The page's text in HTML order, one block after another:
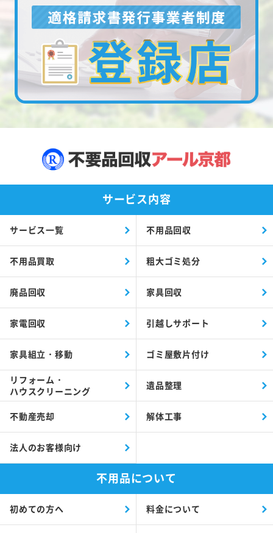
サービス内容
サービス一覧 不用品回収
不用品買取 粗大ゴミ処分
廃品回収 家具回収
家電回収 引越しサポート
家具組立・移動 ゴミ屋敷片付け
リフォーム・
ハウスクリーニング
遺品整理
不動産売却 解体工事
法人のお客様向け
不用品について
初めての方へ 料金について